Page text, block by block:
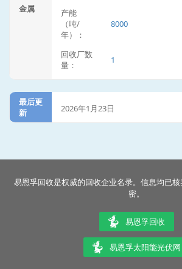
金属
产能
（吨/
年）：
8000
回收厂数
量：
1
最后更
新
2026年1月23日
易恩孚回收是权威的回收企业名录。信息均已
密。
易恩孚回收
易恩孚太阳能光伏网